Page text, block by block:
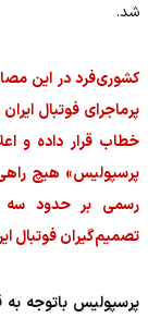
شد.
کشوری‌فرد در این
پرماجرای فوتبال
خطاب قرار داده و
پرسپولیس» هیچ
رسمی بر حدود سه
تصمیم‌گیران فوتبال
پرسپولیس باتوجه